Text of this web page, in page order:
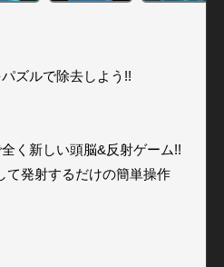
ズルで除去しよう!!
く新しい頭脳&反射ゲーム!!
て発射するだけの簡単操作